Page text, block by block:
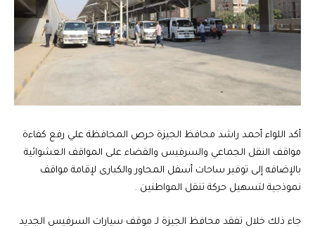
أكد اللواء أحمد راشد محافظ الجيزة حرص المحافظة علي رفع كفاءة
مواقف النقل الجماعي والسرفيس والقضاء على المواقف العشوائية
بالإضافه إلى توفير ساحات أسفل المحاور والكبارى لإقامة مواقف
نموذجية لتسهيل حركة تنقل المواطنين .
جاء ذلك خلال تفقد محافظ الجيزة لـ موقف سيارات السرفيس الجديد